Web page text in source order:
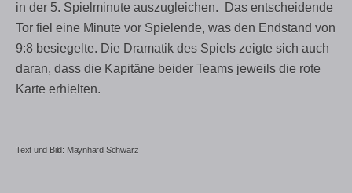
in der 5. Spielminute auszugleichen. Das entscheidende
Tor fiel eine Minute vor Spielende, was den Endstand von
9:8 besiegelte. Die Dramatik des Spiels zeigte sich auch
daran, dass die Kapitäne beider Teams jeweils die rote
Karte erhielten.
Text und Bild: Maynhard Schwarz